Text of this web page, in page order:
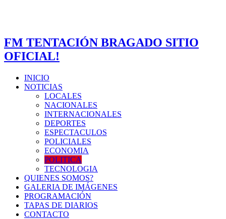
FM TENTACIÓN BRAGADO SITIO
OFICIAL!
INICIO
NOTICIAS
LOCALES
NACIONALES
INTERNACIONALES
DEPORTES
ESPECTACULOS
POLICIALES
ECONOMIA
POLITICA
TECNOLOGIA
QUIENES SOMOS?
GALERIA DE IMÁGENES
PROGRAMACIÓN
TAPAS DE DIARIOS
CONTACTO